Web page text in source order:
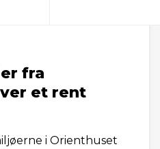
fra
et rent
i Orienthuset